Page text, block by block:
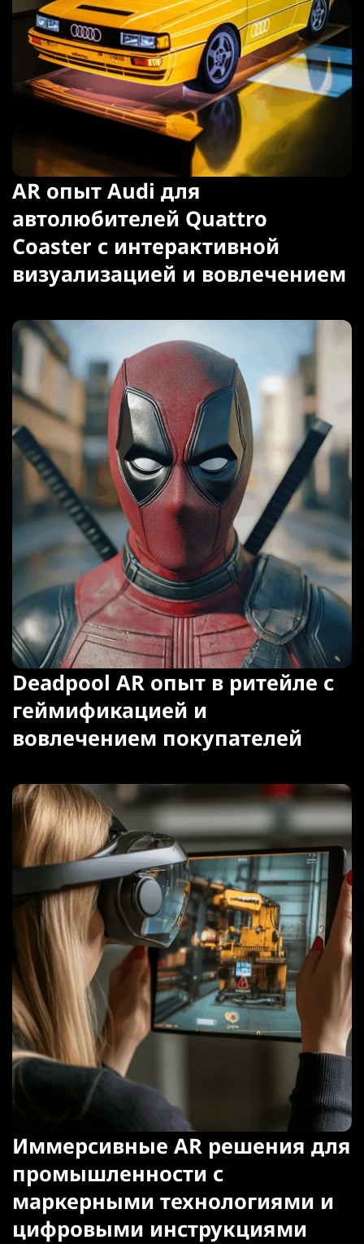
AR опыт Audi для
автолюбителей Quattro
Coaster с интерактивной
визуализацией и вовлечением
Deadpool AR опыт в ритейле с
геймификацией и
вовлечением покупателей
Иммерсивные AR решения для
промышленности с
маркерными технологиями и
цифровыми инструкциями